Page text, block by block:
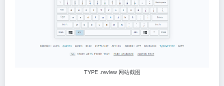
TYPE .review 网站截图